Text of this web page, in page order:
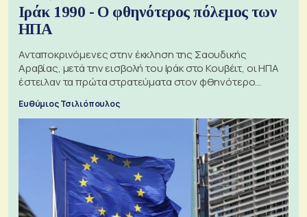
Ιράκ 1990 - Ο φθηνότερος πόλεμος των
ΗΠΑ
Ανταποκρινόμενες στην έκκληση της Σαουδικής
Αραβίας, μετά την εισβολή του Ιράκ στο Κουβέιτ, οι ΗΠΑ
έστειλαν τα πρώτα στρατεύματα στον φθηνότερο
πόλεμο της ιστορίας τους
Ευθύμιος Τσιλιόπουλος